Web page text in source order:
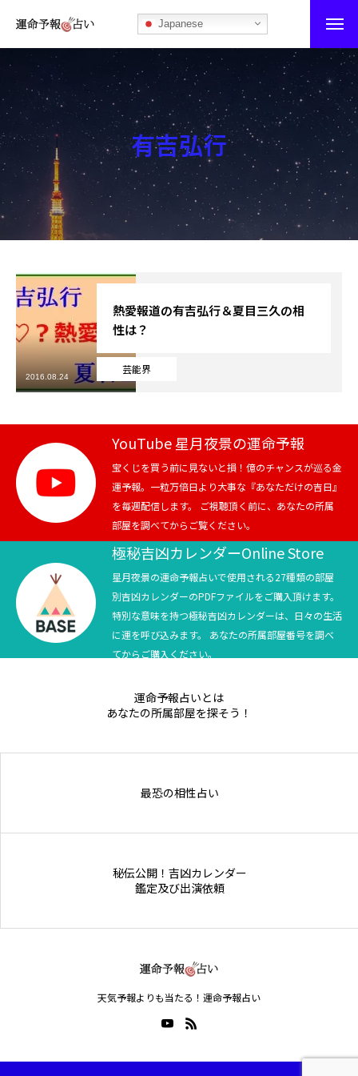
Japanese
運命予報占い
運命予報占いとは
あなたの所属部屋を探そう！
最恐の相性占い
秘伝公開！吉凶カレンダー
ブログ
お知らせ
芸能界
テニス
スポーツ
競馬
テニス四大大会・五輪
テニス四大大会・五輪
有吉弘行
芸能界
熱愛報道の有吉弘行＆夏目三久の相
性は？
2016.08.24
YouTube 星月夜景の運命予報
宝くじを買う前に見ないと損！億のチャンスが巡る金
運予報。一粒万倍日より大事な『あなただけの吉日』
を毎週配信します。 ご視聴頂く前に、あなたの所属
部屋を調べてからご覧ください。
極秘吉凶カレンダーOnline Store
星月夜景の運命予報占いで使用される27種類の部屋
別吉凶カレンダーのPDFファイルをご購入頂けます。
特別な意味を持つ極秘吉凶カレンダーは、日々の生活
に運を呼び込みます。 あなたの所属部屋番号を調べ
てからご購入ください。
運命予報占いとは
あなたの所属部屋を探そう！
最恐の相性占い
秘伝公開！吉凶カレンダー
鑑定及び出演依頼
天気予報よりも当たる！運命予報占い